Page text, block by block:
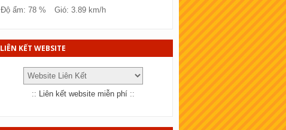
XSKT Bắc Ninh
XSKT Bến Tre
Độ ẩm: 78 % Gió: 3.89 km/h
LIÊN KẾT WEBSITE
:: Liên kết website miễn phí::